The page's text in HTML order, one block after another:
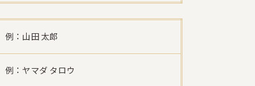
例：山田 太郎
例：ヤマダ タロウ